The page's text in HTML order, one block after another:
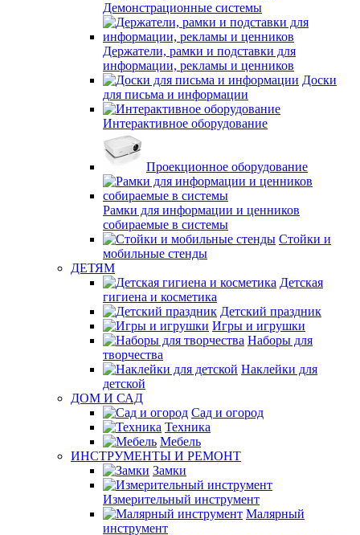
Демонстрационные системы
Держатели, рамки и подставки для
информации, рекламы и ценников
Доски
для письма и информации
Интерактивное оборудование
Проекционное оборудование
Рамки для информации и ценников
собираемые в системы
Стойки и
мобильные стенды
ДЕТЯМ
Детская
гигиена и косметика
Детский праздник
Игры и игрушки
Наборы для
творчества
Наклейки для
детской
ДОМ И САД
Сад и огород
Техника
Мебель
ИНСТРУМЕНТЫ И РЕМОНТ
Замки
Измерительный инструмент
Малярный
инструмент